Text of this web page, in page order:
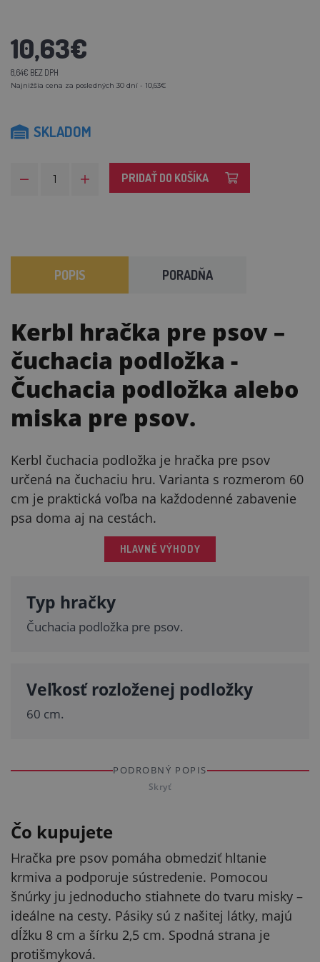
10,63€
8,64€ BEZ DPH
Najnižšia cena za posledných 30 dní - 10,63€
SKLADOM
PRIDAŤ DO KOŠÍKA
POPIS PORADŇA
Kerbl hračka pre psov –
čuchacia podložka -
Čuchacia podložka alebo
miska pre psov.
Kerbl čuchacia podložka je hračka pre psov
určená na čuchaciu hru. Varianta s rozmerom 60
cm je praktická voľba na každodenné zabavenie
psa doma aj na cestách.
HLAVNÉ VÝHODY
Typ hračky
Čuchacia podložka pre psov.
Veľkosť rozloženej podložky
60 cm.
PODROBNÝ POPIS
Skryť
Čo kupujete
Hračka pre psov pomáha obmedziť hltanie
krmiva a podporuje sústredenie. Pomocou
šnúrky ju jednoducho stiahnete do tvaru misky –
ideálne na cesty. Pásiky sú z našitej látky, majú
dĺžku 8 cm a šírku 2,5 cm. Spodná strana je
protišmyková.